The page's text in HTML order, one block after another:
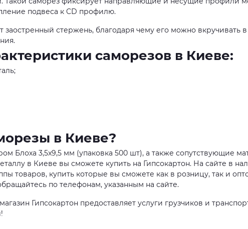
подвеса к CD профилю.
заостренный стержень, благодаря чему его можно вкручивать
саморезов в Киеве:
в Киеве?
Блоха 3,5x9,5 мм (упаковка 500 шт), а также сопутствующие
в Киеве вы сможете купить на Гипсокартон. На сайте в
товаров, купить которые вы сможете как в розницу, так и
по телефонам, указанным на сайте.
Гипсокартон предоставляет услуги грузчиков и